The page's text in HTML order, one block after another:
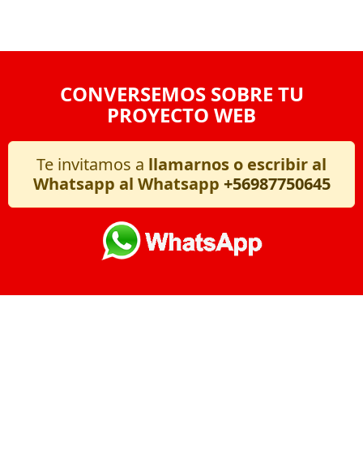
CONVERSEMOS SOBRE TU
PROYECTO WEB
Te invitamos a llamarnos o escribir al
Whatsapp al Whatsapp +56987750645